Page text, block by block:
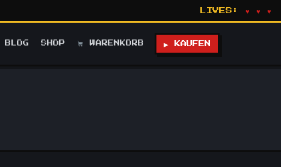
LIVES: ♥ ♥ ♥
BLOG SHOP WARENKORB ▶ KAUFEN